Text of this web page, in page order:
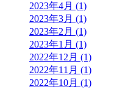
2023年4月 (1)
2023年3月 (1)
2023年2月 (1)
2023年1月 (1)
2022年12月 (1)
2022年11月 (1)
2022年10月 (1)